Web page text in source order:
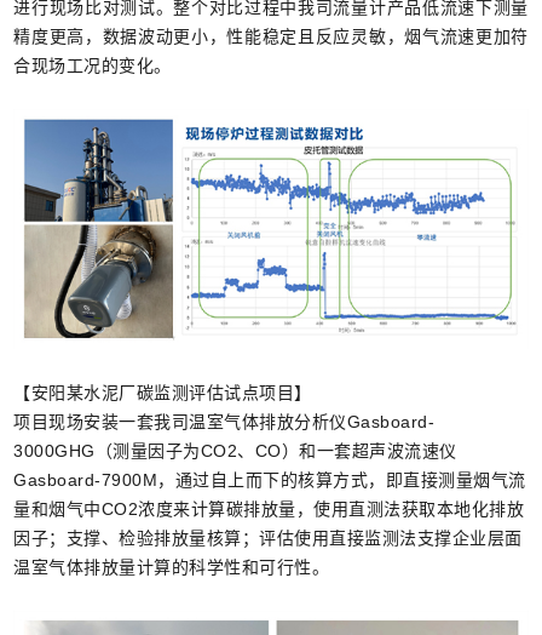
进行现场比对测试。整个对比过程中我司流量计产品低流速下测量
精度更高，数据波动更小，性能稳定且反应灵敏，烟气流速更加符
合现场工况的变化。
【安阳某水泥厂碳监测评估试点项目】
项目现场安装一套我司温室气体排放分析仪Gasboard-
3000GHG（测量因子为CO2、CO）和一套超声波流速仪
Gasboard-7900M，通过自上而下的核算方式，即直接测量烟气流
量和烟气中CO2浓度来计算碳排放量，使用直测法获取本地化排放
因子；支撑、检验排放量核算；评估使用直接监测法支撑企业层面
温室气体排放量计算的科学性和可行性。